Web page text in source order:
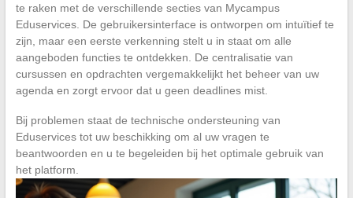
te raken met de verschillende secties van Mycampus
Eduservices. De gebruikersinterface is ontworpen om intuïtief te
zijn, maar een eerste verkenning stelt u in staat om alle
aangeboden functies te ontdekken. De centralisatie van
cursussen en opdrachten vergemakkelijkt het beheer van uw
agenda en zorgt ervoor dat u geen deadlines mist.
Bij problemen staat de technische ondersteuning van
Eduservices tot uw beschikking om al uw vragen te
beantwoorden en u te begeleiden bij het optimale gebruik van
het platform.